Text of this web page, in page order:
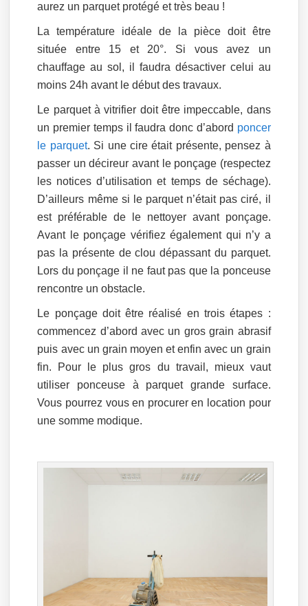
aurez un parquet protégé et très beau !
La température idéale de la pièce doit être
située entre 15 et 20°. Si vous avez un
chauffage au sol, il faudra désactiver celui au
moins 24h avant le début des travaux.
Le parquet à vitrifier doit être impeccable, dans
un premier temps il faudra donc d’abord poncer
le parquet. Si une cire était présente, pensez à
passer un décireur avant le ponçage (respectez
les notices d’utilisation et temps de séchage).
D’ailleurs même si le parquet n’était pas ciré, il
est préférable de le nettoyer avant ponçage.
Avant le ponçage vérifiez également qui n’y a
pas la présente de clou dépassant du parquet.
Lors du ponçage il ne faut pas que la ponceuse
rencontre un obstacle.
Le ponçage doit être réalisé en trois étapes :
commencez d’abord avec un gros grain abrasif
puis avec un grain moyen et enfin avec un grain
fin. Pour le plus gros du travail, mieux vaut
utiliser ponceuse à parquet grande surface.
Vous pourrez vous en procurer en location pour
une somme modique.